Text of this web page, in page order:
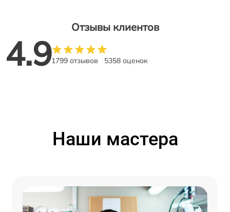
Отзывы клиентов
4.91799 отзывов 5358 оценок
Наши мастера